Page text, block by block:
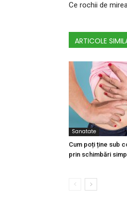
Ce rochii de
ARTICOLE
Sanatate
Cum poți ține sub
prin schimbări